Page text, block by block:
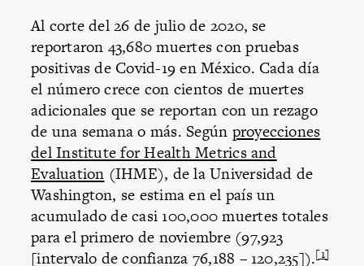
Al corte del 26 de julio de 2020, se
reportaron 43,680 muertes con pruebas
positivas de Covid-19 en México. Cada día
el número crece con cientos de muertes
adicionales que se reportan con un rezago
de una semana o más. Según proyecciones
del Institute for Health Metrics and
Evaluation (IHME), de la Universidad de
Washington, se estima en el país un
acumulado de casi 100,000 muertes totales
para el primero de noviembre (97,923
[intervalo de confianza 76,188 – 120,235]).[1]